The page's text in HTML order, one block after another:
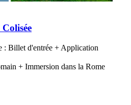
: Billet d'entrée + Application
+ Immersion dans la Rome